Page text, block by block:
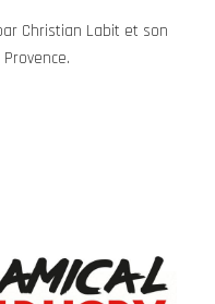
Christian Labit et son